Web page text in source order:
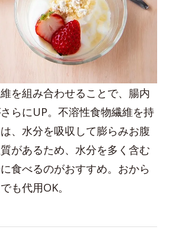
を組み合わせることで、腸内
らにUP。不溶性食物繊維を持
、水分を吸収して膨らみお腹
があるため、水分を多く含む
食べるのがおすすめ。おから
も代用OK。